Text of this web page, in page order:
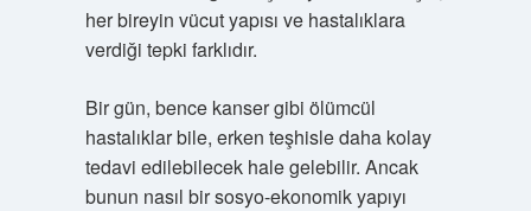
her bireyin vücut yapısı ve hastalıklara
verdiği tepki farklıdır.
Bir gün, bence kanser gibi ölümcül
hastalıklar bile, erken teşhisle daha kolay
tedavi edilebilecek hale gelebilir. Ancak
bunun nasıl bir sosyo-ekonomik yapıyı